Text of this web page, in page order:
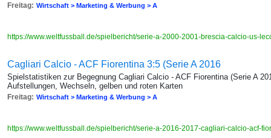
Freitag: Wirtschaft > Marketing & Werbung > A
https://www.weltfussball.de/spielbericht/serie-a-2000-2001-brescia-calcio-us-
Cagliari Calcio - ACF Fiorentina 3:5 (Serie A 2016
Spielstatistiken zur Begegnung Cagliari Calcio - ACF Fiorentina (Serie A
Aufstellungen, Wechseln, gelben und roten Karten
Freitag: Wirtschaft > Marketing & Werbung > A
https://www.weltfussball.de/spielbericht/serie-a-2016-2017-cagliari-calcio-acf-